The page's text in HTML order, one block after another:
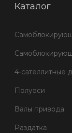
Каталог
4-сателлитные
Полуоси
Валы привода
Раздатка